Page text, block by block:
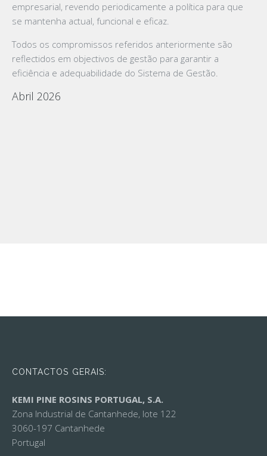
empresarial, revendo periodicamente a política para que
se mantenha actual, funcional e eficaz.
Todos os compromissos referidos anteriormente são
reflectidos em objectivos de gestão para garantir a
eficiência e adequabilidade do Sistema de Gestão.
Abril 2026
CONTACTOS GERAIS:
KEMI PINE ROSINS PORTUGAL, S.A.
Zona Industrial de Cantanhede, lote 122
3060-197 Cantanhede
Portugal